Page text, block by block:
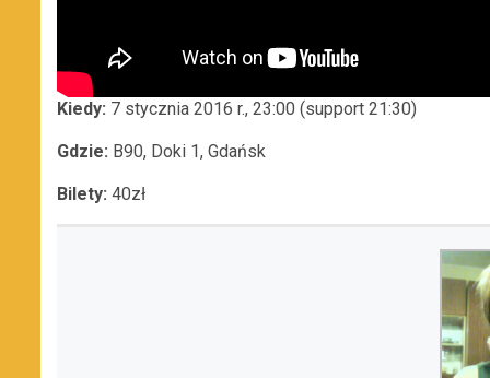
Kiedy: 7 stycznia 2016 r., 23:00 (support 21:30)
Gdzie: B90, Doki 1, Gdańsk
Bilety: 40zł